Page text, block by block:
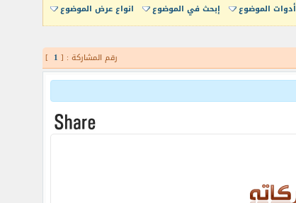
أدوات الموضوع إبحث في الموضوع انواع عرض الموضوع
رقم المشاركة : [ 1
]